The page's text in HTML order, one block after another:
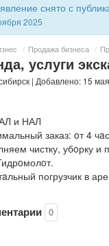
снято с
2025
/ Продажа бизнеса /
услуги
| Добавлено: 15
и НАЛ
заказ: oт 4
чистку, убoрку и
погрузчик в
0